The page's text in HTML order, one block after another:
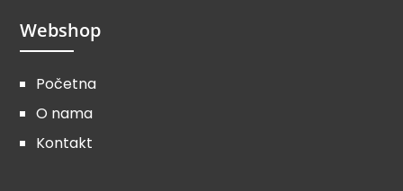
Webshop
Početna
O nama
Kontakt